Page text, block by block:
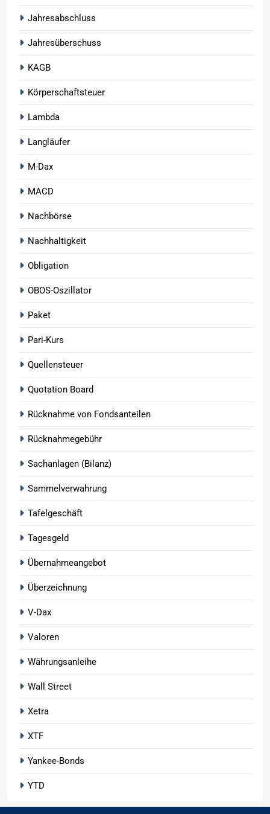
Jahresabschluss
Jahresüberschuss
KAGB
Körperschaftsteuer
Lambda
Langläufer
M-Dax
MACD
Nachbörse
Nachhaltigkeit
Obligation
OBOS-Oszillator
Paket
Pari-Kurs
Quellensteuer
Quotation Board
Rücknahme von Fondsanteilen
Rücknahmegebühr
Sachanlagen (Bilanz)
Sammelverwahrung
Tafelgeschäft
Tagesgeld
Übernahmeangebot
Überzeichnung
V-Dax
Valoren
Währungsanleihe
Wall Street
Xetra
XTF
Yankee-Bonds
YTD